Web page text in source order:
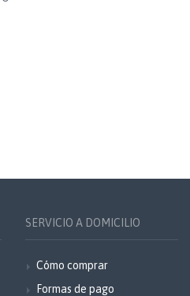
SERVICIO A DOMICILIO
Cómo comprar
Formas de pago